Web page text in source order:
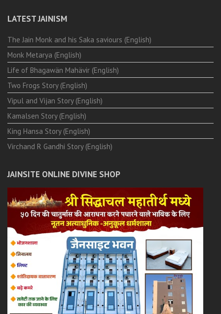
LATEST JAINISM
The Jain Monk and his Saka saviours (English)
Monk Metarya (English)
Life of Bhagawän Mahävir (English)
Two Frogs Story (English)
Vipul and Vijan Story (English)
Kamalsen Story (English)
King Hansa Story (English)
Virchand R Gandhi Story (English)
JAINSITE ONLINE DIVINE SHOP